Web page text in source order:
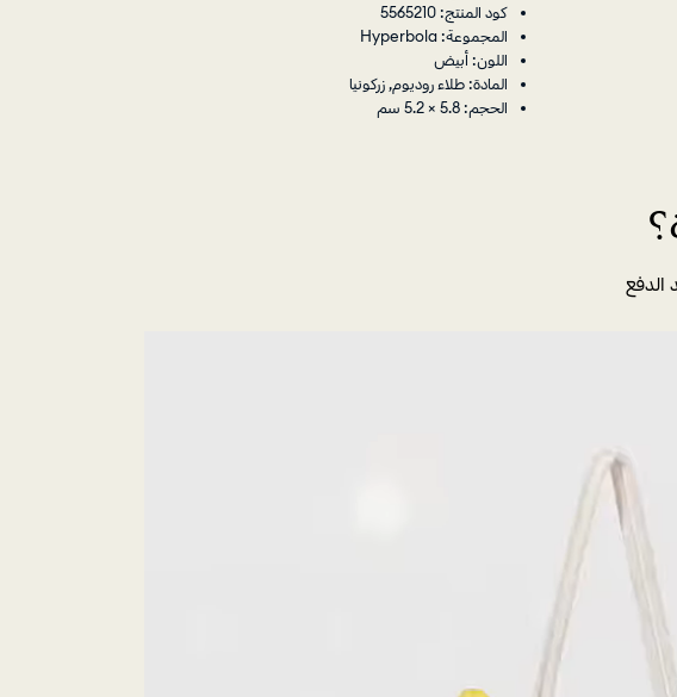
كود المنتج: 5565210
المجموعة: Hyperbola
اللون: أبيض
المادة: طلاء روديوم, زركونيا
الحجم: 5.8 × 5.2 سم
الدفع